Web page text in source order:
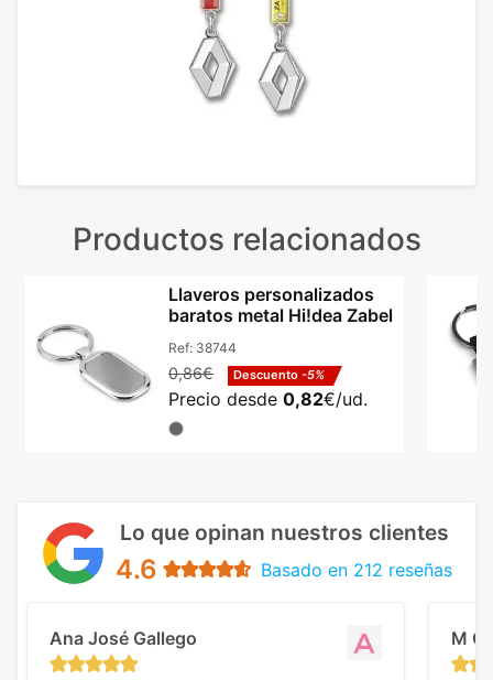
Productos relacionados
Llaveros personalizados
baratos metal Hi!dea Zabel
Ref: 38744
0,86€ Descuento -5%
Precio desde 0,82€/ud.
Lo que opinan nuestros clientes
4.6 Basado en 212 reseñas
Ana José Gallego M C